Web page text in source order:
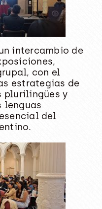
intercambio de
con el
estrategias de
plurilingües y
lenguas
del